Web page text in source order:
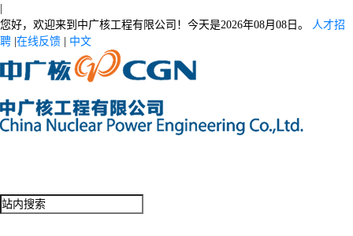
您好，欢迎来到中广核工程有限公司！今天是2026年08月08日。
人才招
聘 在线反馈 中文